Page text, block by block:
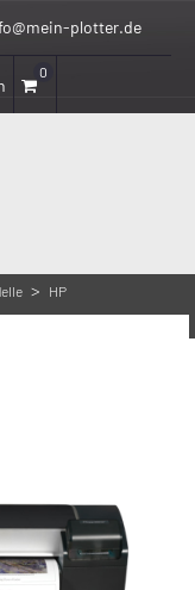
plotter.de
0
>
HP